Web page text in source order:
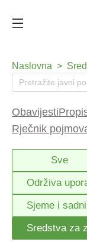
Naslovna >
Obavijesti
Rječnik
Sve
Održiva
Sjeme i
Sredstva za